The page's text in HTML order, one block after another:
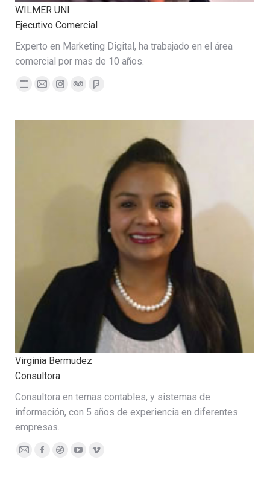
WILMER UNI
Ejecutivo Comercial
Experto en Marketing Digital, ha trabajado en el área
comercial por mas de 10 años.
Personal
/
E-
InstagramTripAdvisor
Foursquare
Virginia Bermudez
Consultora
Consultora en temas contables, y sistemas de
información, con 5 años de experiencia en diferentes
empresas.
E-
Facebook
Dribbble
YouTubeVimeo